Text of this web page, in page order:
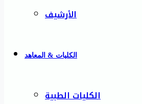
الأرشيف
الكليات & المعاهد
الكليات الطبية